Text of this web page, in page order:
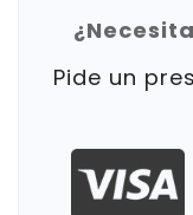
Pide un